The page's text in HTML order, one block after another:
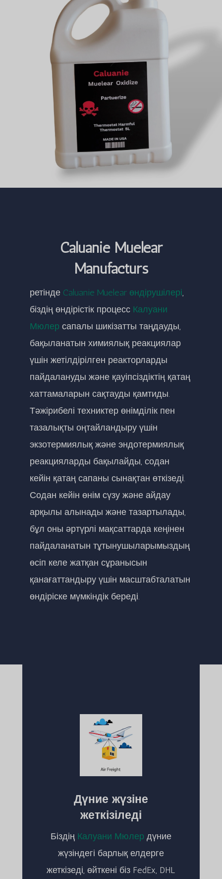
Caluanie Muelear
Manufacturs
ретінде Caluanie Muelear өндірушілері,
біздің өндірістік процесс Калуани
Мюлер сапалы шикізатты таңдауды,
бақыланатын химиялық реакциялар
үшін жетілдірілген реакторларды
пайдалануды және қауіпсіздіктің қатаң
хаттамаларын сақтауды қамтиды.
Тәжірибелі техниктер өнімділік пен
тазалықты оңтайландыру үшін
экзотермиялық және эндотермиялық
реакцияларды бақылайды, содан
кейін қатаң сапаны сынақтан өткізеді.
Содан кейін өнім сүзу және айдау
арқылы алынады және тазартылады,
бұл оны әртүрлі мақсаттарда кеңінен
пайдаланатын тұтынушыларымыздың
өсіп келе жатқан сұранысын
қанағаттандыру үшін масштабталатын
өндіріске мүмкіндік береді.
Дүние жүзіне
жеткізіледі
Біздің Калуани Мюлер дүние
жүзіндегі барлық елдерге
жеткізеді, өйткені біз FedEx, DHL